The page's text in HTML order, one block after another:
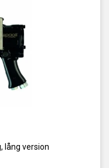
lång version